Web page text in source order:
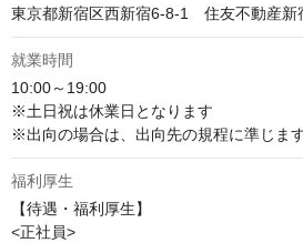
東京都新宿区西新宿6-8-1　住友不動産
就業時間
10:00～19:00
※土日祝は休業日となります
福利厚生
【待遇・福利厚生】
<正社員>